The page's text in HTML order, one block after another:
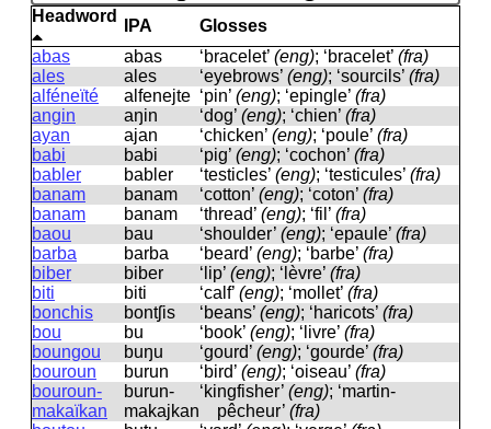
Headword
IPA
Glosses
abas
abas ‘bracelet’ (eng); ‘bracelet’ (fra)
ales
ales ‘eyebrows’ (eng); ‘sourcils’ (fra)
alféneïté
alfenejte ‘pin’ (eng); ‘epingle’ (fra)
angin
aŋin ‘dog’ (eng); ‘chien’ (fra)
ayan
ajan ‘chicken’ (eng); ‘poule’ (fra)
babi
babi ‘pig’ (eng); ‘cochon’ (fra)
babler
babler ‘testicles’ (eng); ‘testicules’ (fra)
banam
banam ‘cotton’ (eng); ‘coton’ (fra)
banam
banam ‘thread’ (eng); ‘fil’ (fra)
baou
bau ‘shoulder’ (eng); ‘epaule’ (fra)
barba
barba ‘beard’ (eng); ‘barbe’ (fra)
biber
biber ‘lip’ (eng); ‘lèvre’ (fra)
biti
biti ‘calf’ (eng); ‘mollet’ (fra)
bonchis
bontʃis ‘beans’ (eng); ‘haricots’ (fra)
bou
bu ‘book’ (eng); ‘livre’ (fra)
boungou
buŋu ‘gourd’ (eng); ‘gourde’ (fra)
bouroun
burun ‘bird’ (eng); ‘oiseau’ (fra)
bouroun-
makaïkan
burun-
makajkan
‘kingfisher’ (eng); ‘martin-
pêcheur’ (fra)